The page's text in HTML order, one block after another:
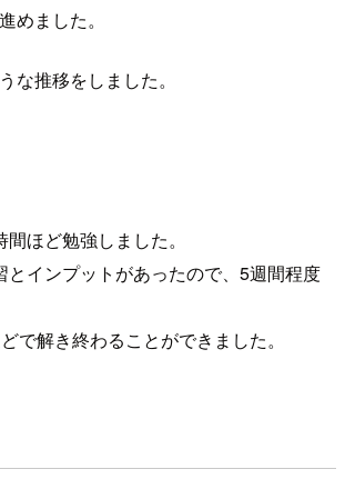
めました。
な推移をしました。
ほど勉強しました。
とインプットがあったので、5週間程度
で解き終わることができました。